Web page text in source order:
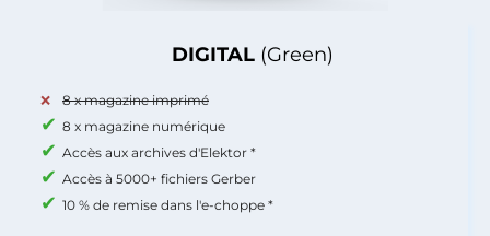
DIGITAL (Green)
8 x magazine imprimé
8 x magazine numérique
Accès aux archives d'Elektor *
Accès à 5000+ fichiers Gerber
10 % de remise dans l'e-choppe *